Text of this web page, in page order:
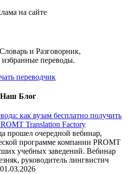
на сайте
и Разговорник,
избранные переводы.
Наш Блог
как вузам бесплатно получить
Translation Factory
прошел очередной вебинар,
программе компании PROMT
учебных заведений. Вебинар
руководитель лингвистич
01.03.2026